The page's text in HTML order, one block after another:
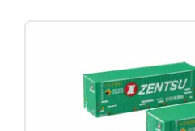
Produktgalerie überspringen